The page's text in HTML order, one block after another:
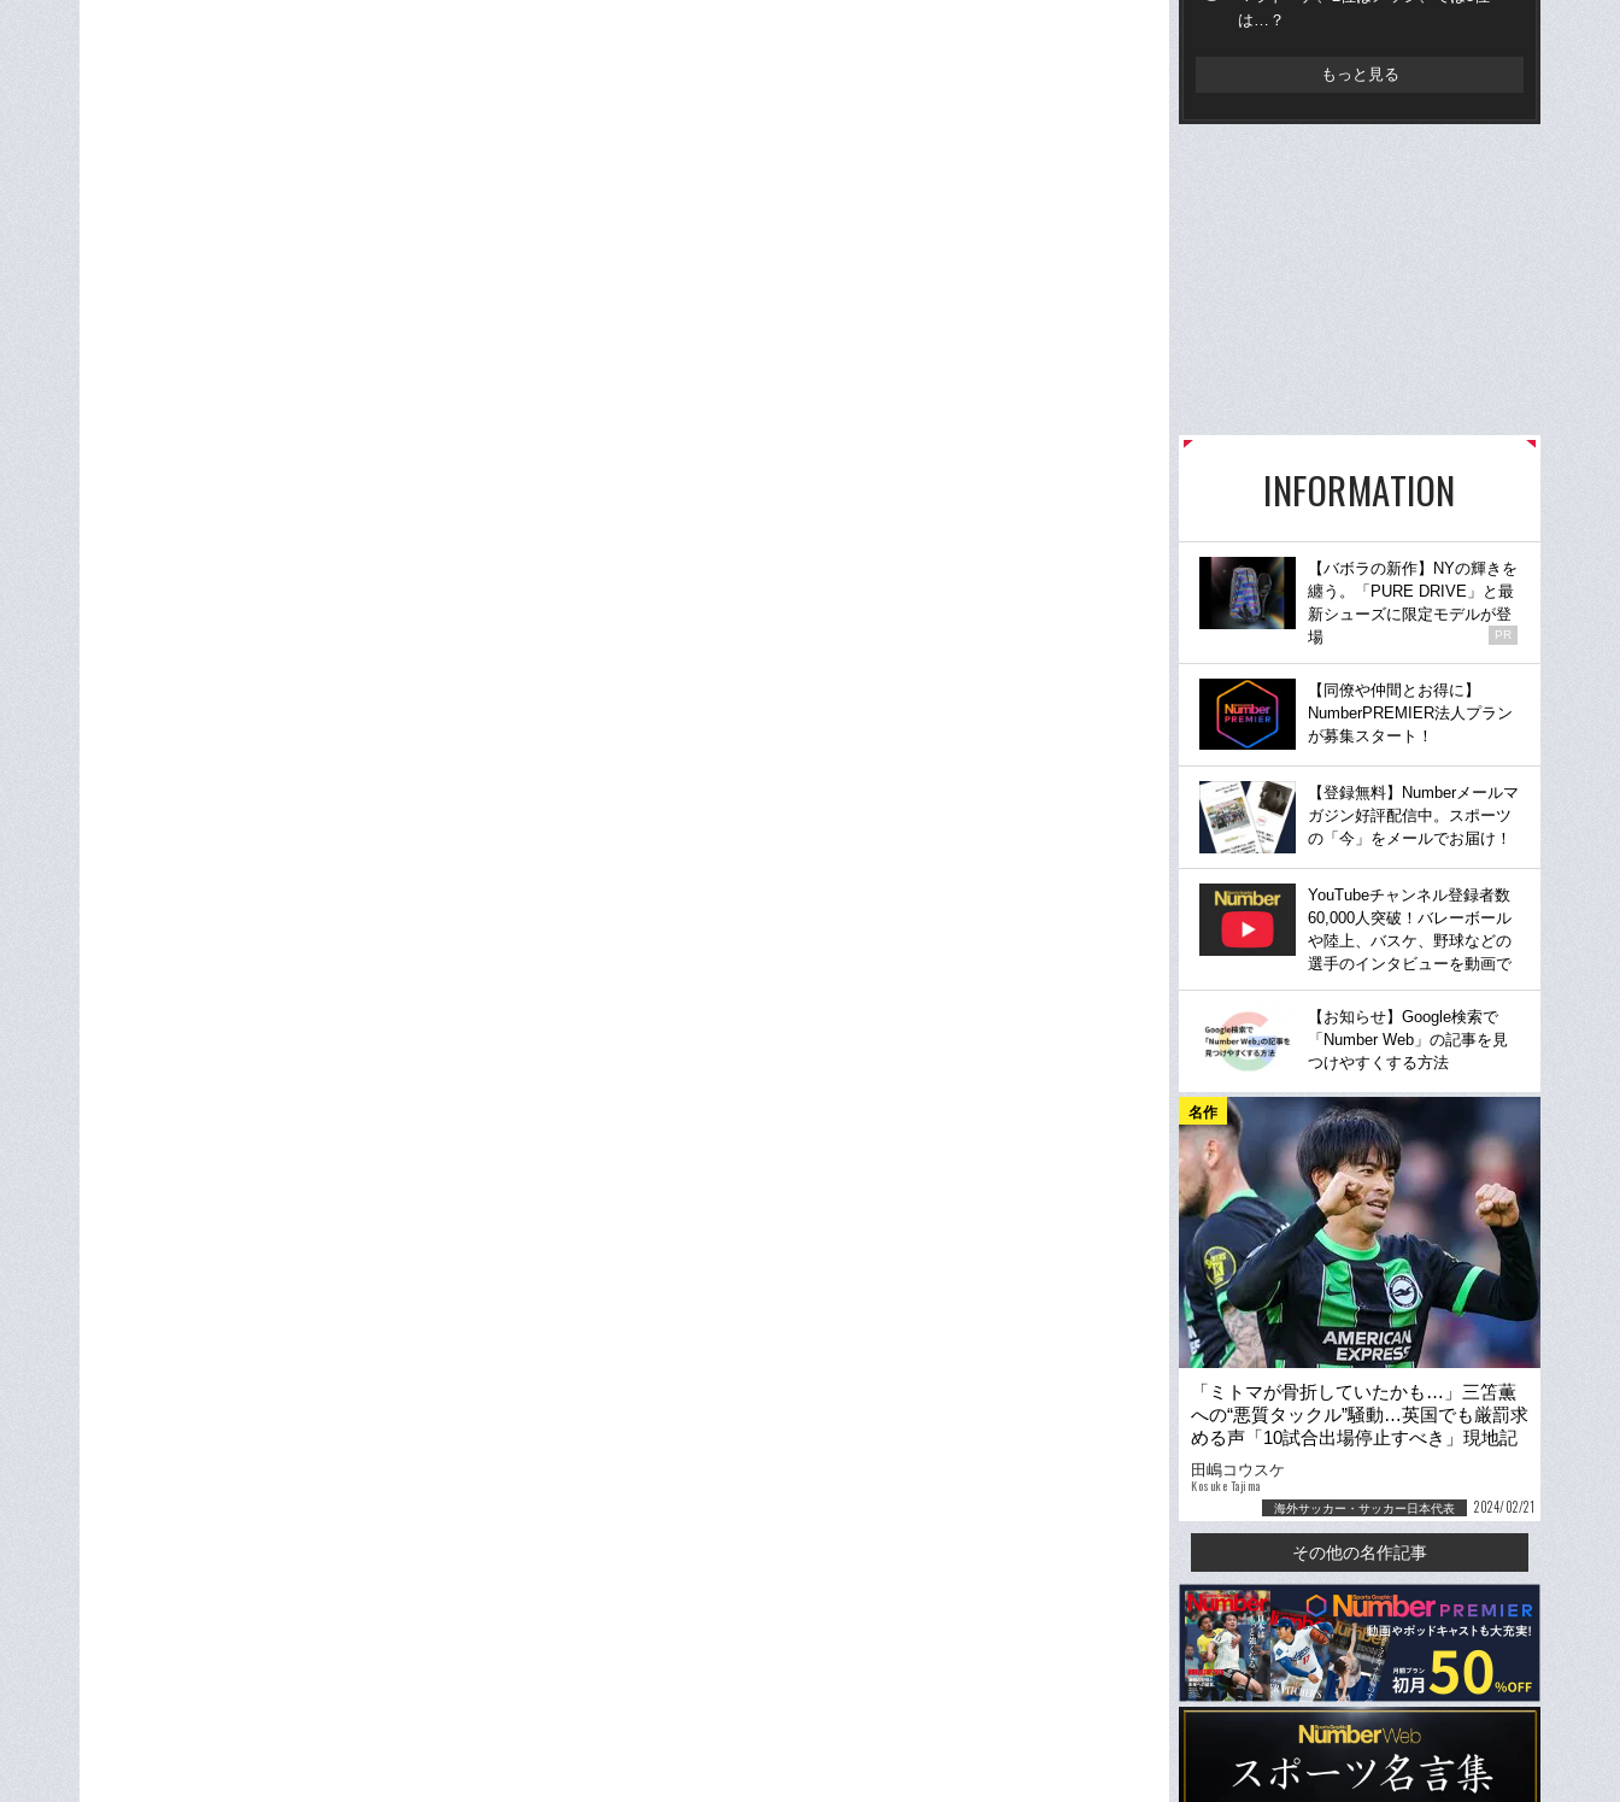
は…？
もっと見る
INFORMATION
【バボラの新作】NYの輝きを
纏う。「PURE DRIVE」と最
新シューズに限定モデルが登
場
PR
【同僚や仲間とお得に】
NumberPREMIER法人プラン
が募集スタート！
【登録無料】Numberメールマ
ガジン好評配信中。スポーツ
の「今」をメールでお届け！
YouTubeチャンネル登録者数
60,000人突破！バレーボール
や陸上、バスケ、野球などの
選手のインタビューを動画で
【お知らせ】Google検索で
「Number Web」の記事を見
つけやすくする方法
名作
「ミトマが骨折していたかも…」三笘薫
への“悪質タックル”騒動…英国でも厳罰求
める声「10試合出場停止すべき」現地記
者が取材した“その後”
田嶋コウスケ
Kosuke Tajima
海外サッカー・サッカー日本代表 2024/02/21
その他の名作記事